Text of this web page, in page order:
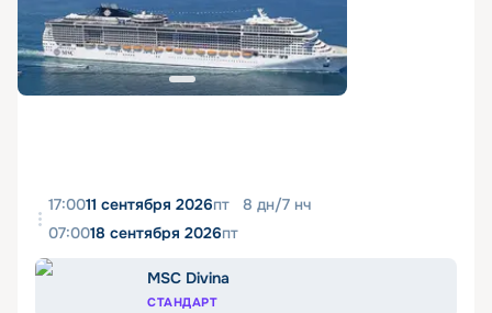
17:0011 сентября 2026пт 8 дн/7 нч
07:0018 сентября 2026пт
MSC Divina
СТАНДАРТ